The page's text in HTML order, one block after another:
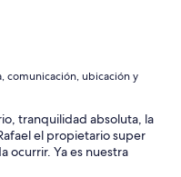
and shower. Seating
has fantastic views of the
10. The gardens are
for guests.
Hipodino supermarkets
car hire at the
comunicación, ubicación y
tranquilidad absoluta, la
el propietario super
ocurrir. Ya es nuestra